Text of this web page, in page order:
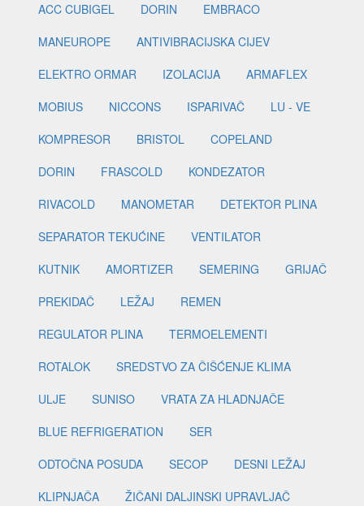
ACC CUBIGEL
DORIN
EMBRACO
MANEUROPE
ANTIVIBRACIJSKA CIJEV
ELEKTRO ORMAR
IZOLACIJA
ARMAFLEX
MOBIUS
NICCONS ISPARIVAČ
LU - VE
KOMPRESOR
BRISTOL
COPELAND
DORIN
FRASCOLD
KONDEZATOR
RIVACOLD
MANOMETAR
DETEKTOR PLINA
SEPARATOR TEKUĆINE
VENTILATOR
KUTNIK
AMORTIZER SEMERING
GRIJAČ
PREKIDAČ
LEŽAJ
REMEN
REGULATOR PLINA
TERMOELEMENTI
ROTALOK
SREDSTVO ZA ČIŠĆENJE KLIMA
ULJE
SUNISO
VRATA ZA HLADNJAČE
BLUE REFRIGERATION
SER
ODTOČNA POSUDA
SECOP
DESNI LEŽAJ
KLIPNJAČA
ŽIČANI DALJINSKI UPRAVLJAČ